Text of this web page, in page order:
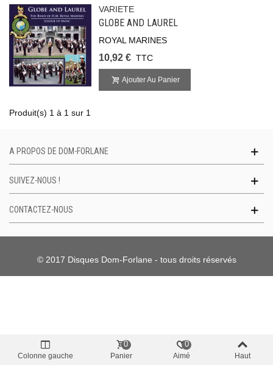
VARIETE
GLOBE AND LAUREL
ROYAL MARINES
10,92 € TTC
Ajouter Au Panier
Produit(s) 1 à 1 sur 1
A PROPOS DE DOM-FORLANE
SUIVEZ-NOUS !
CONTACTEZ-NOUS
© 2017 Disques Dom-Forlane - tous droits réservés
Colonne gauche Panier
0
Aimé
0
Haut